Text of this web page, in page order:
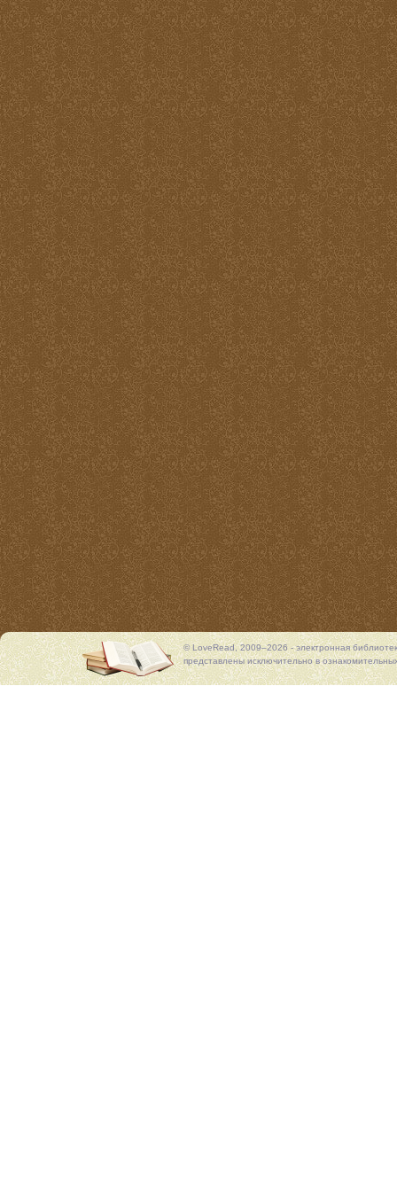
© LoveRead, 2009–2026 - электронная
представлены исключительно в